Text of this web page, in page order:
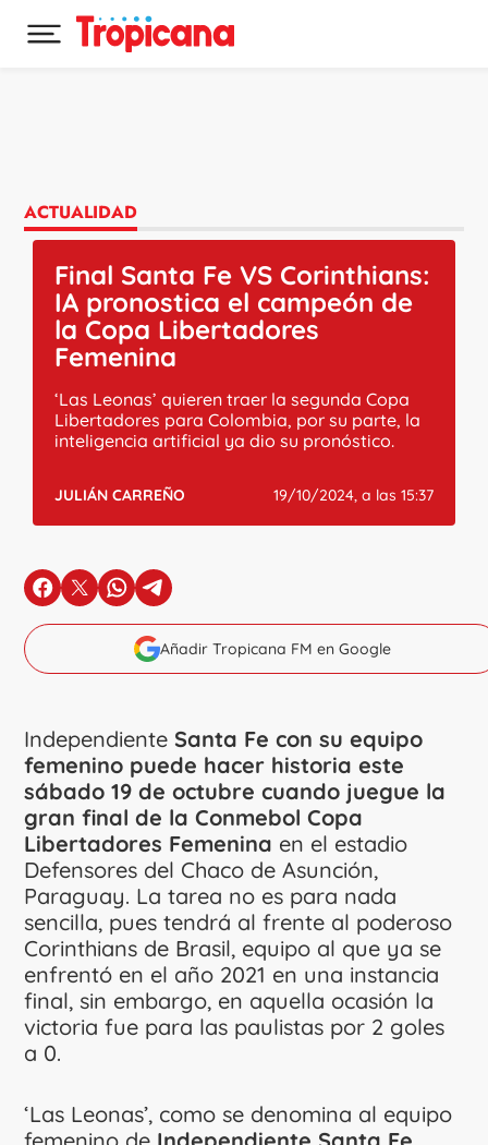
Desplegar menú principal
ACTUALIDAD
Final Santa Fe VS Corinthians:
IA pronostica el campeón de
la Copa Libertadores
Femenina
‘Las Leonas’ quieren traer la segunda Copa
Libertadores para Colombia, por su parte, la
inteligencia artificial ya dio su pronóstico.
JULIÁN CARREÑO 19/10/2024, a las 15:37
en Facebook
en Xen Whatsapp
en Telegram
Añadir Tropicana FM en Google
IndependienteSanta Fe con su equipo
femenino puede hacer historia este
sábado 19 de octubre cuando juegue la
gran final de la Conmebol Copa
Libertadores Femenina en el estadio
Defensores del Chaco de Asunción,
Paraguay. La tarea no es para nada
sencilla, pues tendrá al frente al poderoso
Corinthians de Brasil, equipo al que ya se
enfrentó en el año 2021 en una instancia
final, sin embargo, en aquella ocasión la
victoria fue para las paulistas por 2 goles
a 0.
‘Las Leonas’, como se denomina al equipo